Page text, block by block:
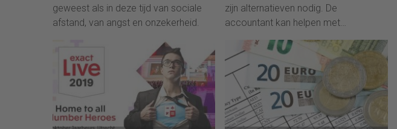
geweest als in deze tijd van sociale
afstand, van angst en onzekerheid.
zijn alternatieven nodig. De
accountant kan helpen met
van BDO zien.